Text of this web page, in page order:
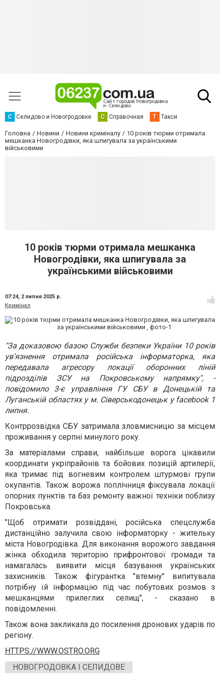
С Селидово и Новогродовке С Справочная Т Такси
Головна Новини Новини криміналу
10 років тюрми отримала
мешканка Новогродівки, яка шпигувала за українськими
військовими
10 років тюрми отримала мешканка
Новогродівки, яка шпигувала за
українськими військовими
07:24, 2 липня 2025 р.
Кримінал
"За доказовою базою Служби безпеки України 10 років
ув’язнення отримала російська інформаторка, яка
передавала агресору локації оборонних ліній
підрозділів ЗСУ на Покровському напрямку", -
повідомило 3-є управління ГУ СБУ в Донецькій та
Луганській областях у м. Сіверськодонецьк у facebook 1
липня.
Контррозвідка СБУ затримала зловмисницю за місцем
проживання у серпні минулого року.
За матеріалами справи, найбільше ворога цікавили
координати укріпрайонів та бойових позицій артилерії,
яка тримає під вогневим контролем штурмові групи
окупантів. Також ворожа поплічниця фіксувала локації
опорних пунктів та баз ремонту важної техніки поблизу
Покровська.
"Щоб отримати розвіддані, російська спецслужба
дистанційно залучила свою інформаторку - жительку
міста Новогродівка. Для виконання ворожого завдання
жінка обходила територію прифронтової громади та
намагалась виявити місця базування українських
захисників. Також фігурантка "втемну" випитувала
потрібну їй інформацію під час побутових розмов з
мешканцями прилеглих селищ", - сказано в
повідомленні.
Також вона закликала до посилення дронових ударів по
регіону.
HTTPS://WWW.OSTRO.ORG
НОВОГРОДОВКА І СЕЛИДОВЕ